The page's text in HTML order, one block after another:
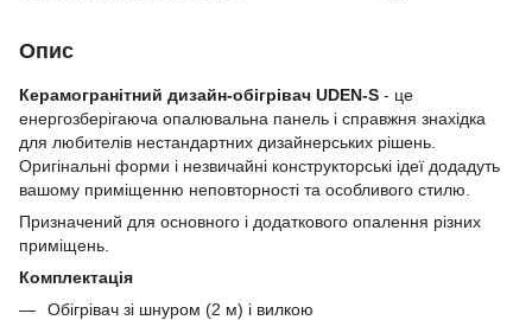
Опис
Керамогранітний дизайн-обігрівач UDEN-S - це
енергозберігаюча опалювальна панель і справжня знахідка
для любителів нестандартних дизайнерських рішень.
Оригінальні форми і незвичайні конструкторські ідеї додадуть
вашому приміщенню неповторності та особливого стилю.
Призначений для основного і додаткового опалення різних
приміщень.
Комплектація
Обігрівач зі шнуром (2 м) і вилкою